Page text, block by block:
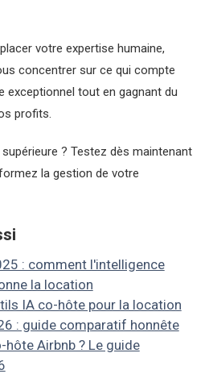
votre expertise humaine,
concentrer sur ce qui compte
exceptionnel tout en gagnant du
profits.
? Testez dès maintenant
la gestion de votre
: comment l'intelligence
la location
IA co-hôte pour la location
: guide comparatif honnête
hôte Airbnb ? Le guide